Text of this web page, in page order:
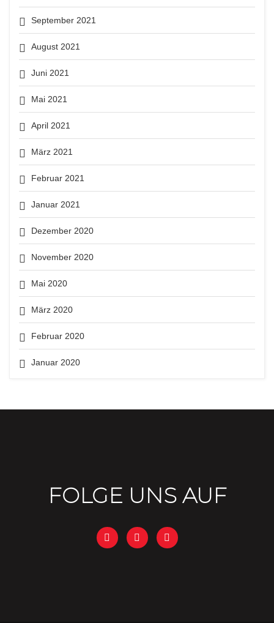
September 2021
August 2021
Juni 2021
Mai 2021
April 2021
März 2021
Februar 2021
Januar 2021
Dezember 2020
November 2020
Mai 2020
März 2020
Februar 2020
Januar 2020
FOLGE UNS AUF